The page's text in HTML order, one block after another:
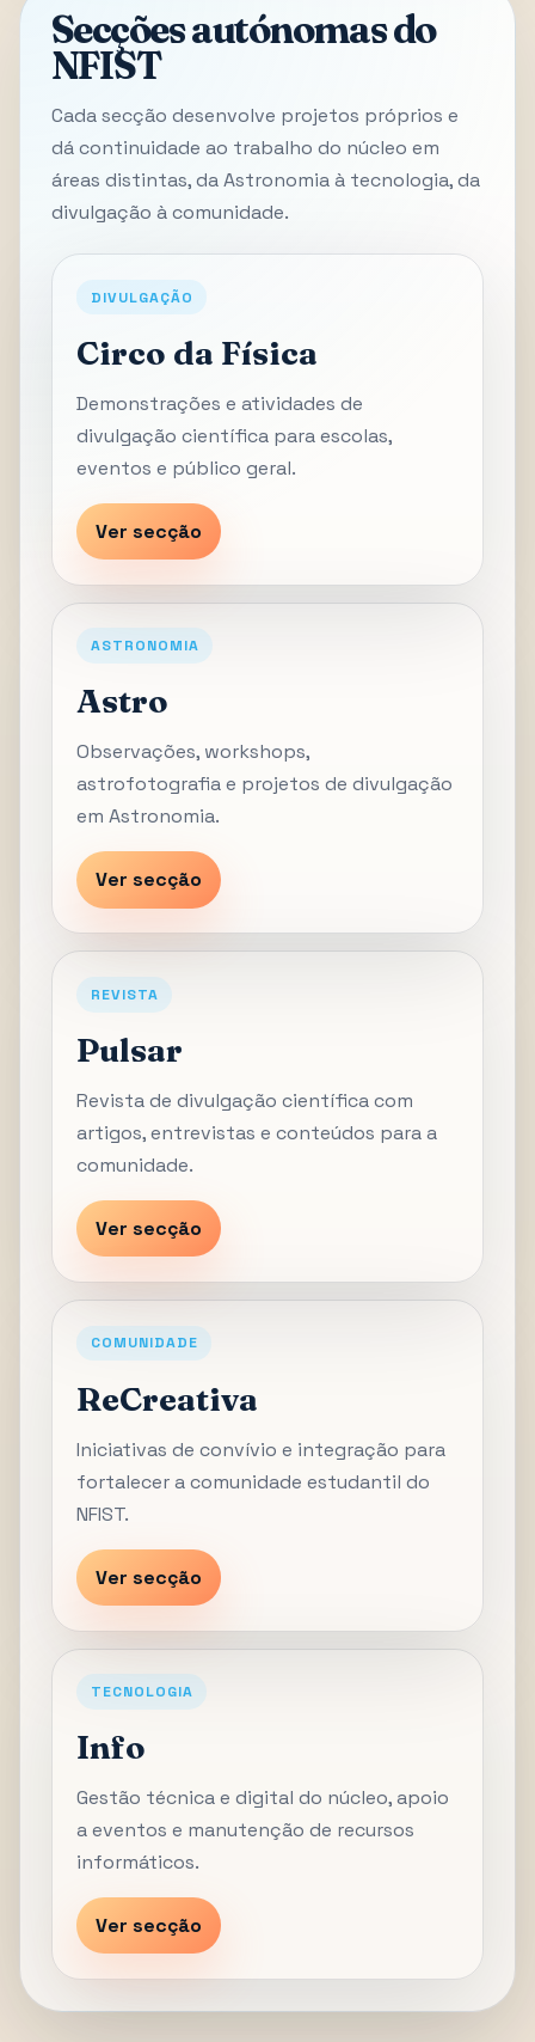
Secções autónomas do
NFIST
Cada secção desenvolve projetos próprios e
dá continuidade ao trabalho do núcleo em
áreas distintas, da Astronomia à tecnologia, da
divulgação à comunidade.
DIVULGAÇÃO
Circo da Física
Demonstrações e atividades de
divulgação científica para escolas,
eventos e público geral.
Ver secção
ASTRONOMIA
Astro
Observações, workshops,
astrofotografia e projetos de divulgação
em Astronomia.
Ver secção
REVISTA
Pulsar
Revista de divulgação científica com
artigos, entrevistas e conteúdos para a
comunidade.
Ver secção
COMUNIDADE
ReCreativa
Iniciativas de convívio e integração para
fortalecer a comunidade estudantil do
NFIST.
Ver secção
TECNOLOGIA
Info
Gestão técnica e digital do núcleo, apoio
a eventos e manutenção de recursos
informáticos.
Ver secção